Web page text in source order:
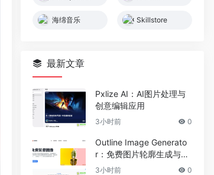
海绵音乐 Skillstore
最新文章
Pxlize AI：AI图片处理与
创意编辑应用
3小时前 0
Outline Image Generato
r：免费图片轮廓生成与在
线图像编辑工具
3小时前 0